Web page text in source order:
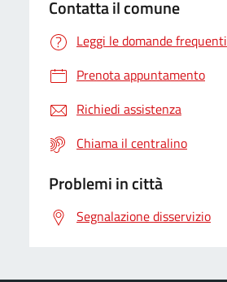
Contatta il comune
Leggi le domande frequenti
Prenota appuntamento
Richiedi assistenza
Chiama il centralino
Problemi in città
Segnalazione disservizio